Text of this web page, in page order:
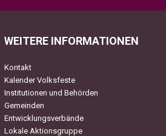
WEITERE INFORMATIONEN
Kontakt
Kalender Volksfeste
Institutionen und Behörden
Gemeinden
Entwicklungsverbände
Lokale Aktionsgruppe